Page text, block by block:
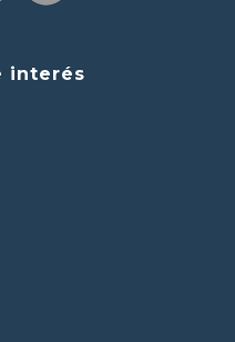
interés